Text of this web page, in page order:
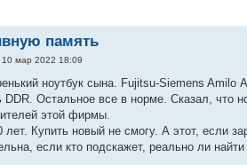
память
10 мар 2022 18:09
ноутбук сына. Fujitsu-Siemens
DDR. Остальное все в норме. Сказал, что
этой фирмы.
Купить новый не смогу. А этот, если
если кто подскажет, реально ли